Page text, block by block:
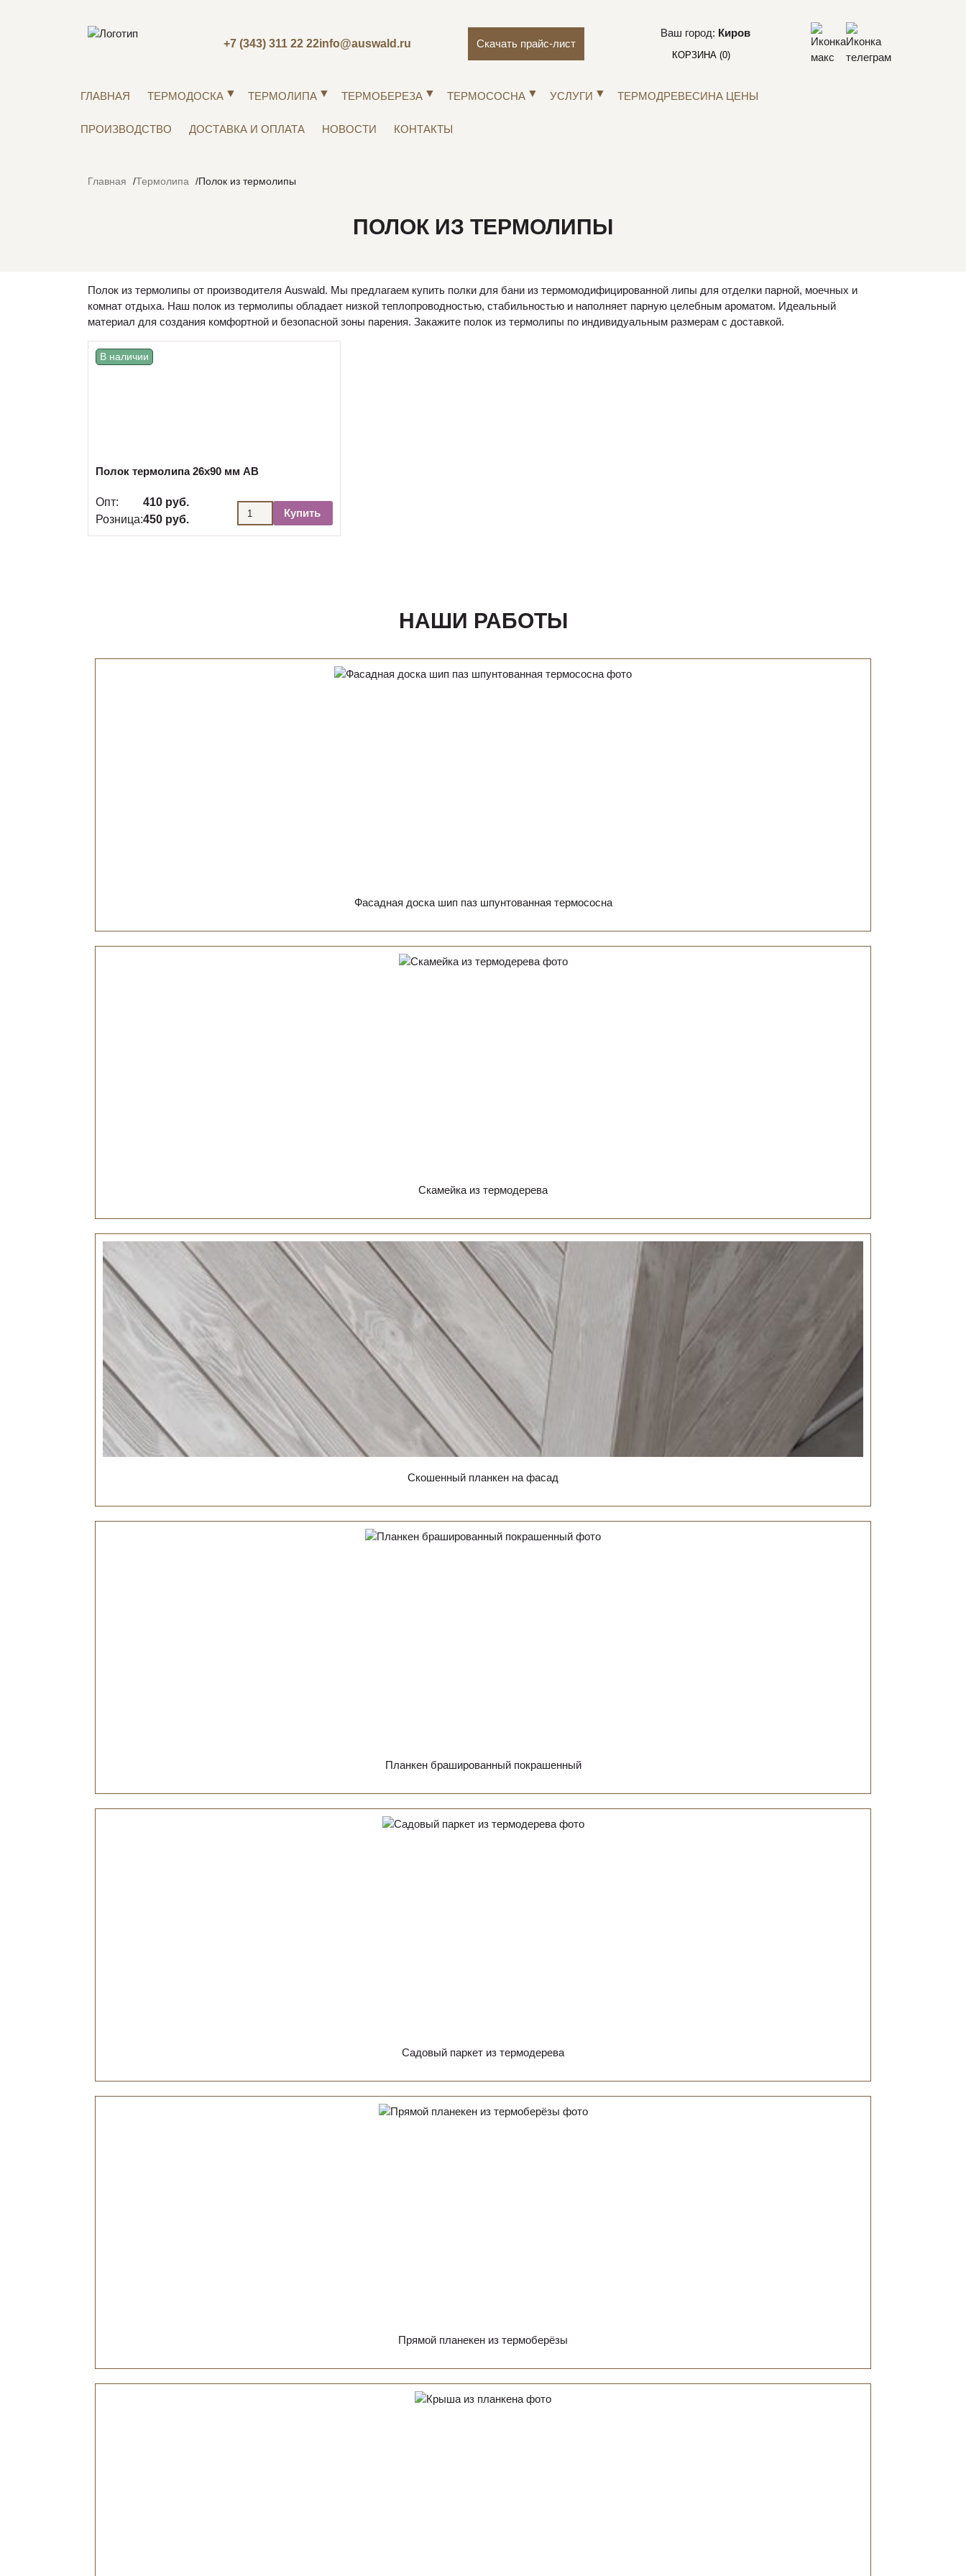
+7 (343) 311 22 22info@auswald.ru Скачать прайс-лист
Ваш город: Киров
КОРЗИНА (0)
ГЛАВНАЯ ТЕРМОДОСКА ТЕРМОЛИПА ТЕРМОБЕРЕЗА ТЕРМОСОСНА УСЛУГИ ТЕРМОДРЕВЕСИНА ЦЕНЫ
ПРОИЗВОДСТВО ДОСТАВКА И ОПЛАТА НОВОСТИ КОНТАКТЫ
Главная Термолипа Полок из термолипы
ПОЛОК ИЗ ТЕРМОЛИПЫ
Полок из термолипы от производителя Auswald. Мы предлагаем купить полки для бани из термомодифицированной липы для отделки парной, моечных и
комнат отдыха. Наш полок из термолипы обладает низкой теплопроводностью, стабильностью и наполняет парную целебным ароматом. Идеальный
материал для создания комфортной и безопасной зоны парения. Закажите полок из термолипы по индивидуальным размерам с доставкой.
В наличии
Полок термолипа 26х90 мм АВ
Опт:
410 руб.
Розница:450 руб.
Купить
НАШИ РАБОТЫ
Фасадная доска шип паз шпунтованная термососна
Скамейка из термодерева
Скошенный планкен на фасад
Планкен брашированный покрашенный
Садовый паркет из термодерева
Прямой планекен из термоберёзы